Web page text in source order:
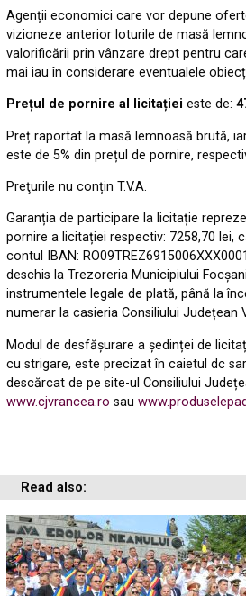
Agenții economici care vor depune
vizioneze anterior loturile de masă
valorificării prin vânzare drept pentru
mai iau în considerare eventualele
Prețul de pornire al licitațieieste de:
Preț raportat la masă lemnoasă brută,
este de 5% din prețul de pornire,
Preţurile nu conțin T.V.A.
Garanția de participare la licitație
pornire a licitației respectiv: 7258,70 lei,
contul IBAN:
deschis la Trezoreria Municipiului
instrumentele legale de plată, până la
numerar la casieria Consiliului Județean
Modul de desfășurare a ședinței de
cu strigare, este precizat în caietul dc
descărcat de pe site-ul Consiliului
www.cjvrancea.ro sau
Read also: